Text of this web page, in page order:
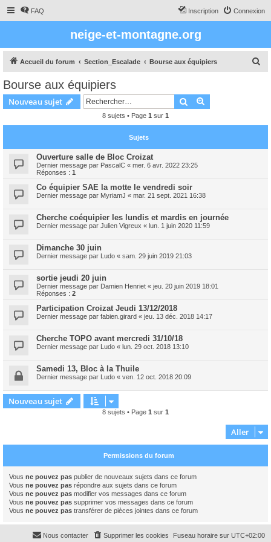
FAQ Connexion
Inscription
neige-et-montagne.org
Accueil du forum Section_Escalade Bourse aux équipiers
c
Bourse aux équipiers
Nouveau sujet Rechercher
8 sujets • Page 1 sur 1
Sujets
Ouverture salle de Bloc Croizat
Dernier message par PascalC « mer. 6 avr. 2022 23:25
Réponses : 1
Co équipier SAE la motte le vendredi soir
Dernier message par MyriamJ « mar. 21 sept. 2021 16:38
Cherche coéquipier les lundis et mardis en journée
Dernier message par Julien Vigreux « lun. 1 juin 2020 11:59
Dimanche 30 juin
Dernier message par Ludo « sam. 29 juin 2019 21:03
sortie jeudi 20 juin
Dernier message par Damien Henriet « jeu. 20 juin 2019 18:01
Réponses : 2
Participation Croizat Jeudi 13/12/2018
Dernier message par fabien.girard « jeu. 13 déc. 2018 14:17
Cherche TOPO avant mercredi 31/10/18
Dernier message par Ludo « lun. 29 oct. 2018 13:10
Samedi 13, Bloc à la Thuile
Dernier message par Ludo « ven. 12 oct. 2018 20:09
Nouveau sujet
8 sujets • Page 1 sur 1
Aller
Permissions du forum
Vous ne pouvez pas publier de nouveaux sujets dans ce forum
Vous ne pouvez pas répondre aux sujets dans ce forum
Vous ne pouvez pas modifier vos messages dans ce forum
Vous ne pouvez pas supprimer vos messages dans ce forum
Vous ne pouvez pas transférer de pièces jointes dans ce forum
Fuseau horaire sur UTC+02:00
Supprimer les cookies
Nous contacter